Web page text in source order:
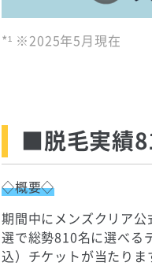
*¹ ※2025年5月現在
■脱毛実績
◇概要◇
期間中にメンズクリア
選で総勢810名に選べる
込）チケットが当たりま